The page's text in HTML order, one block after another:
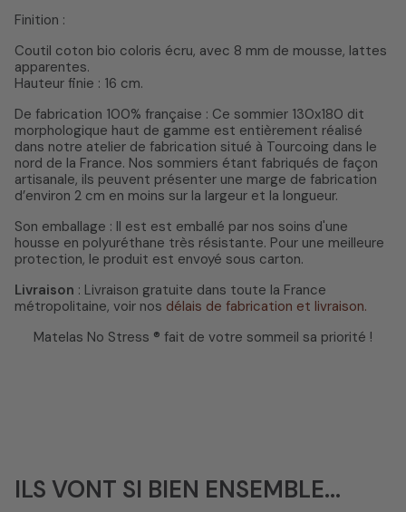
Finition :
Coutil coton bio coloris écru, avec 8 mm de mousse, lattes
apparentes.
Hauteur finie : 16 cm.
De fabrication 100% française : Ce sommier 130x180 dit
morphologique haut de gamme est entièrement réalisé
dans notre atelier de fabrication situé à Tourcoing dans le
nord de la France. Nos sommiers étant fabriqués de façon
artisanale, ils peuvent présenter une marge de fabrication
d’environ 2 cm en moins sur la largeur et la longueur.
Son emballage : Il est est emballé par nos soins d'une
housse en polyuréthane très résistante. Pour une meilleure
protection, le produit est envoyé sous carton.
Livraison : Livraison gratuite dans toute la France
métropolitaine, voir nos délais de fabrication et livraison.
Matelas No Stress ® fait de votre sommeil sa priorité !
ILS VONT SI BIEN ENSEMBLE...